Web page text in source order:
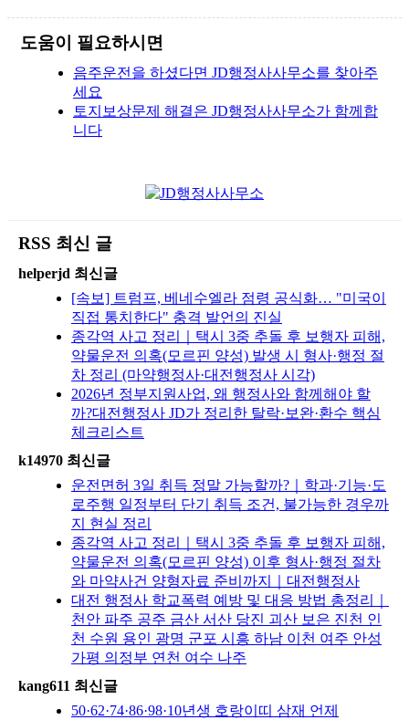
도움이 필요하시면
음주운전을 하셨다면 JD행정사사무소를 찾아주
세요
토지보상문제 해결은 JD행정사사무소가 함께합
니다
RSS 최신 글
helperjd 최신글
[속보] 트럼프, 베네수엘라 점령 공식화… "미국이
직접 통치한다" 충격 발언의 진실
종각역 사고 정리｜택시 3중 추돌 후 보행자 피해,
약물운전 의혹(모르핀 양성) 발생 시 형사·행정 절
차 정리 (마약행정사·대전행정사 시각)
2026년 정부지원사업, 왜 행정사와 함께해야 할
까?대전행정사 JD가 정리한 탈락·보완·환수 핵심
체크리스트
k14970 최신글
운전면허 3일 취득 정말 가능할까?｜학과·기능·도
로주행 일정부터 단기 취득 조건, 불가능한 경우까
지 현실 정리
종각역 사고 정리｜택시 3중 추돌 후 보행자 피해,
약물운전 의혹(모르핀 양성) 이후 형사·행정 절차
와 마약사건 양형자료 준비까지｜대전행정사
대전 행정사 학교폭력 예방 및 대응 방법 총정리｜
천안 파주 공주 금산 서산 당진 괴산 보은 진천 인
천 수원 용인 광명 군포 시흥 하남 이천 여주 안성
가평 의정부 연천 여수 나주
kang611 최신글
50·62·74·86·98·10년생 호랑이띠 삼재 언제